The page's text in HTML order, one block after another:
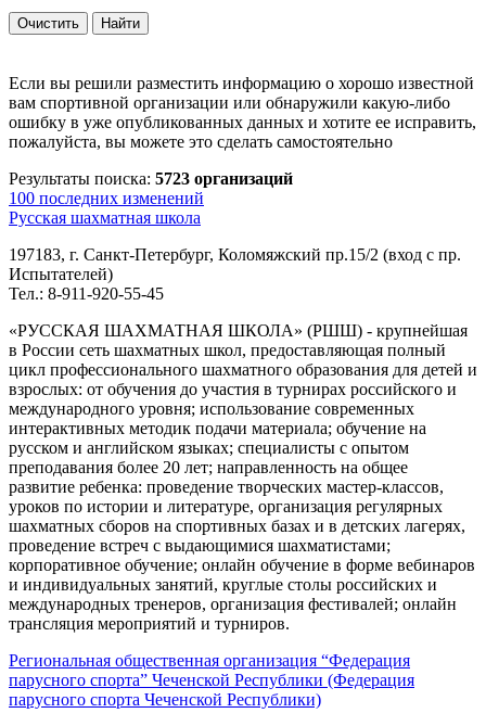
Если вы решили разместить информацию о хорошо известной
вам спортивной организации или обнаружили какую-либо
ошибку в уже опубликованных данных и хотите ее исправить,
пожалуйста, вы можете это сделать самостоятельно
Результаты поиска: 5723 организаций
100 последних изменений
Русская шахматная школа
197183, г. Санкт-Петербург, Коломяжский пр.15/2 (вход с пр.
Испытателей)
Тел.: 8-911-920-55-45
«РУССКАЯ ШАХМАТНАЯ ШКОЛА» (РШШ) - крупнейшая
в России сеть шахматных школ, предоставляющая полный
цикл профессионального шахматного образования для детей и
взрослых: от обучения до участия в турнирах российского и
международного уровня; использование современных
интерактивных методик подачи материала; обучение на
русском и английском языках; специалисты с опытом
преподавания более 20 лет; направленность на общее
развитие ребенка: проведение творческих мастер-классов,
уроков по истории и литературе, организация регулярных
шахматных сборов на спортивных базах и в детских лагерях,
проведение встреч с выдающимися шахматистами;
корпоративное обучение; онлайн обучение в форме вебинаров
и индивидуальных занятий, круглые столы российских и
международных тренеров, организация фестивалей; онлайн
трансляция мероприятий и турниров.
Региональная общественная организация “Федерация
парусного спорта” Чеченской Республики (Федерация
парусного спорта Чеченской Республики)